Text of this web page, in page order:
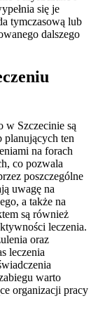
się je
tymczasową lub
dalszego
w Szczecinie są
planujących ten
na forach
co pozwala
poszczególne
uwagę na
a także na
są również
leczenia.
oraz
leczenia
warto
organizacji pracy